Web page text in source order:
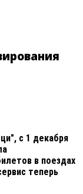
с 1 декабря
в поездах
теперь